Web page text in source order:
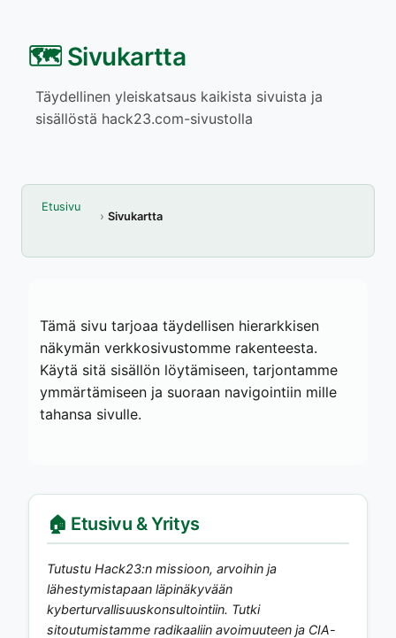
🗺️ Sivukartta
Täydellinen yleiskatsaus kaikista sivuista ja
sisällöstä hack23.com-sivustolla
Etusivu
Sivukartta
Tämä sivu tarjoaa täydellisen hierarkkisen
näkymän verkkosivustomme rakenteesta.
Käytä sitä sisällön löytämiseen, tarjontamme
ymmärtämiseen ja suoraan navigointiin mille
tahansa sivulle.
🏠 Etusivu & Yritys
Tutustu Hack23:n missioon, arvoihin ja
lähestymistapaan läpinäkyvään
kyberturvallisuuskonsultointiin. Tutki
sitoutumistamme radikaaliin avoimuuteen ja CIA-